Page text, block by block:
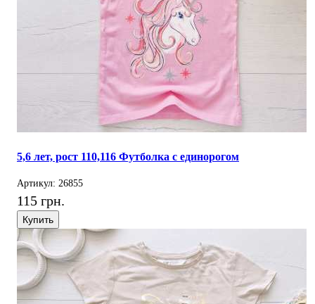
5,6 лет, рост 110,116 Футболка с единорогом
Артикул: 26855
115 грн.
Купить